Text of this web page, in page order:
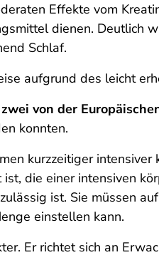
Effekte vom
dienen. Deutlich
Schlaf.
aufgrund des leicht
zwei von der
konnten.
kurzzeitiger
die einer intensiven
ist. Sie müssen
einstellen kann.
Er richtet sich an